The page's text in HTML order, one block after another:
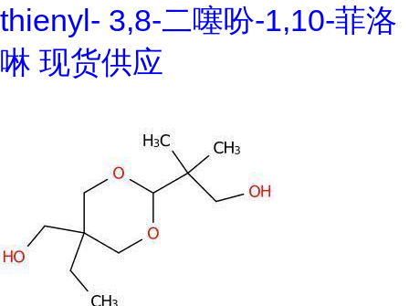
thienyl- 3,8-二噻吩-1,10-菲洛
啉 现货供应